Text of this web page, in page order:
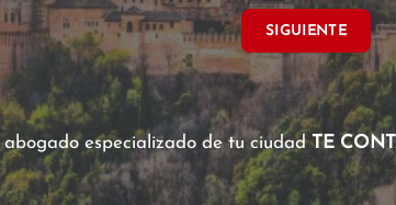
SIGUIENTE
abogado especializado de tu ciudadTE